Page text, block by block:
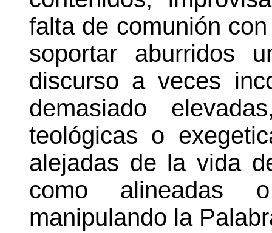
falta de comunión
soportar aburridos
discurso a veces
demasiado
teológicas o
alejadas de la vida
como alineadas
manipulando la